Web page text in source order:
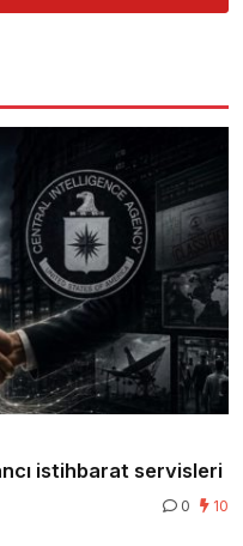
istihbarat servisleri
0 10